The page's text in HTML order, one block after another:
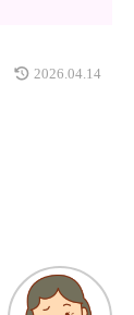
2026.04.14